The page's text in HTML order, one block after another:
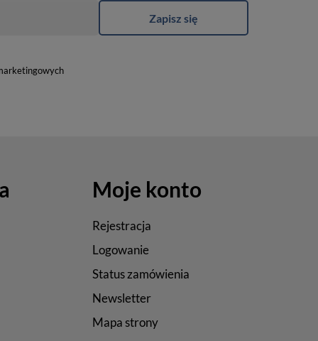
Zapisz się
Moje konto
Rejestracja
Logowanie
Status zamówienia
Newsletter
Mapa strony